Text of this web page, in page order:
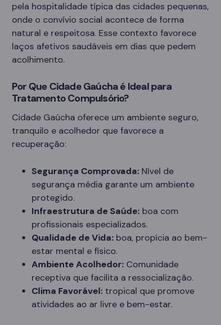
pela hospitalidade típica das cidades pequenas,
onde o convívio social acontece de forma
natural e respeitosa. Esse contexto favorece
laços afetivos saudáveis em dias que pedem
acolhimento.
Por Que Cidade Gaúcha é Ideal para
Tratamento Compulsório?
Cidade Gaúcha oferece um ambiente seguro,
tranquilo e acolhedor que favorece a
recuperação:
Segurança Comprovada: Nível de
segurança média garante um ambiente
protegido.
Infraestrutura de Saúde: boa com
profissionais especializados.
Qualidade de Vida: boa, propícia ao bem-
estar mental e físico.
Ambiente Acolhedor: Comunidade
receptiva que facilita a ressocialização.
Clima Favorável: tropical que promove
atividades ao ar livre e bem-estar.